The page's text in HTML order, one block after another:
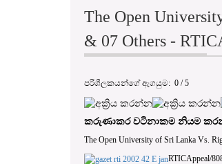
The Open
& 07 Others -
පරිශීලකයන්ගේ ඇගයුම: 0 /5
කරුණාකර වටිනාකම නියම
The Open University of Sri Lanka Vs.
RTICAppeal/